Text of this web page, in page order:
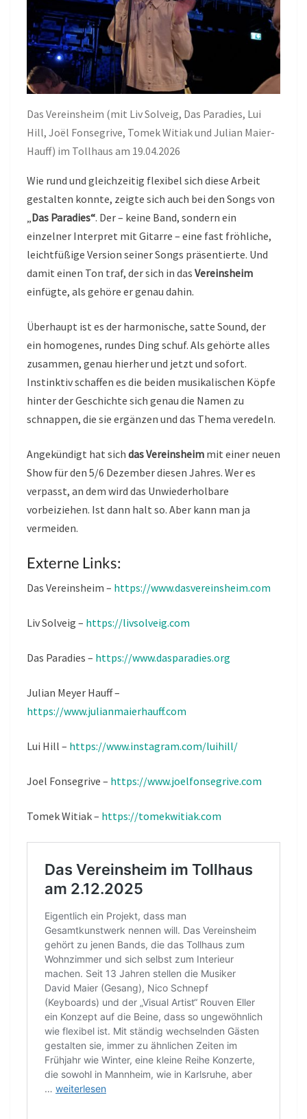
Das Vereinsheim (mit Liv Solveig, Das Paradies, Lui
Hill, Joël Fonsegrive, Tomek Witiak und Julian Maier-
Hauff) im Tollhaus am 19.04.2026
Wie rund und gleichzeitig flexibel sich diese Arbeit
gestalten konnte, zeigte sich auch bei den Songs von
Das Paradies“. Der – keine Band, sondern ein
einzelner Interpret mit Gitarre – eine fast fröhliche,
leichtfüßige Version seiner Songs präsentierte. Und
damit einen Ton traf, der sich in das Vereinsheim
einfügte, als gehöre er genau dahin.
Überhaupt ist es der harmonische, satte Sound, der
ein homogenes, rundes Ding schuf. Als gehörte alles
zusammen, genau hierher und jetzt und sofort.
Instinktiv schaffen es die beiden musikalischen Köpfe
hinter der Geschichte sich genau die Namen zu
schnappen, die sie ergänzen und das Thema veredeln.
Angekündigt hat sich das Vereinsheim mit einer neuen
Show für den 5/6 Dezember diesen Jahres. Wer es
verpasst, an dem wird das Unwiederholbare
vorbeiziehen. Ist dann halt so. Aber kann man ja
vermeiden.
Externe Links:
Das Vereinsheim – https://www.dasvereinsheim.com
Liv Solveig – https://livsolveig.com
Das Paradies – https://www.dasparadies.org
Julian Meyer Hauff –
https://www.julianmaierhauff.com
Lui Hill – https://www.instagram.com/luihill/
Joel Fonsegrive – https://www.joelfonsegrive.com
Tomek Witiak – https://tomekwitiak.com